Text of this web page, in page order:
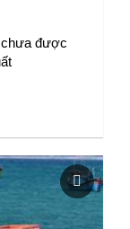
chưa được